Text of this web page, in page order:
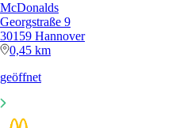
McDonalds
Georgstraße 9
30159 Hannover
0,45 km
geöffnet